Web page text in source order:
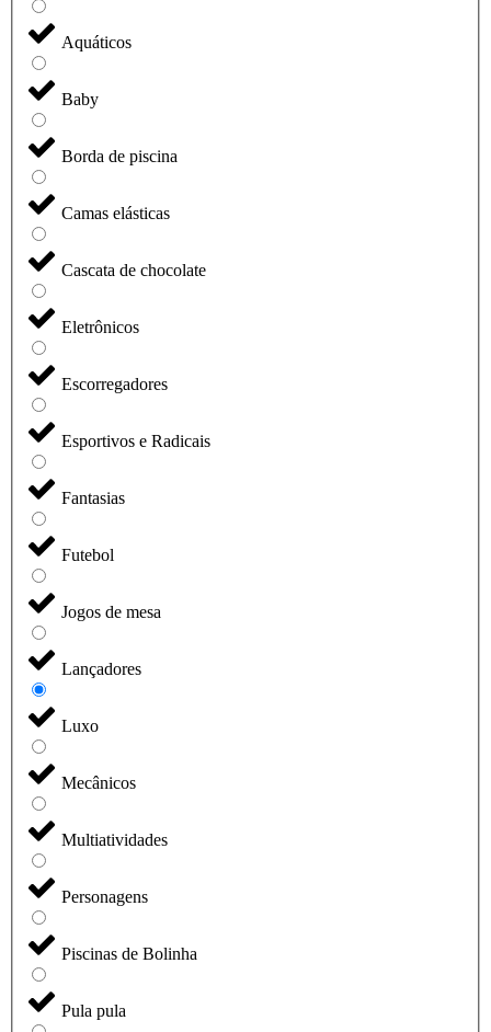
Aquáticos
Baby
Borda de piscina
Camas elásticas
Cascata de chocolate
Eletrônicos
Escorregadores
Esportivos e Radicais
Fantasias
Futebol
Jogos de mesa
Lançadores
Luxo
Mecânicos
Multiatividades
Personagens
Piscinas de Bolinha
Pula pula